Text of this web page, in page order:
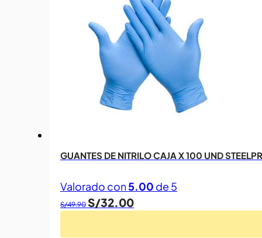
GUANTES DE NITRILO CAJA X 100 UND
Valorado con5.00 de 5
S/49.90 El
S/32.00El